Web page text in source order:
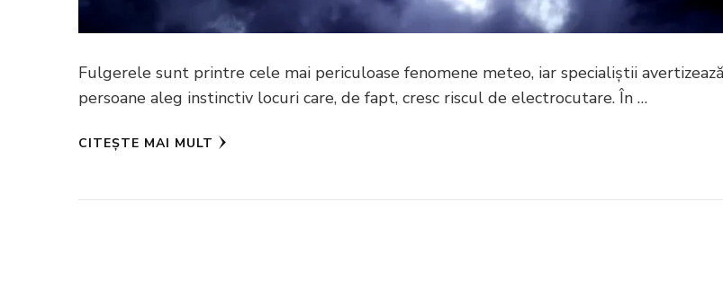
Fulgerele sunt printre cele mai periculoase fenomene meteo, iar specialiștii
persoane aleg instinctiv locuri care, de fapt, cresc riscul de electrocutare. În …
CITEȘTE MAI MULT